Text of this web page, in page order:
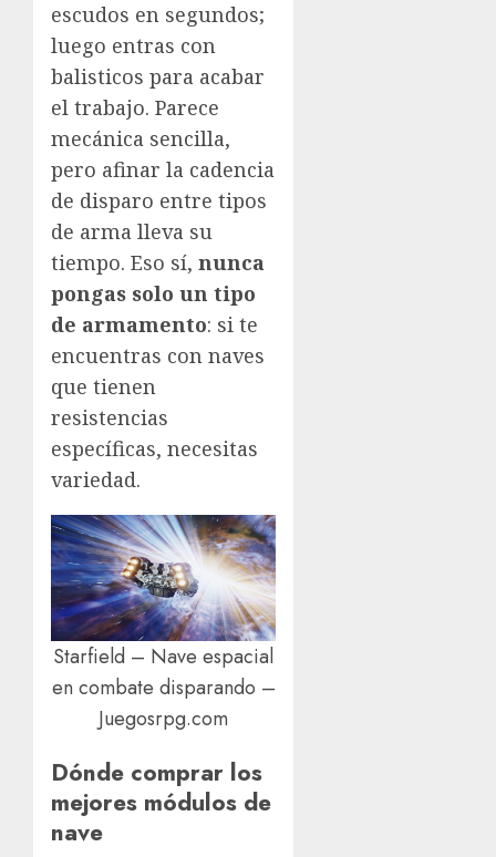
escudos en segundos;
luego entras con
balisticos para acabar
el trabajo. Parece
mecánica sencilla,
pero afinar la cadencia
de disparo entre tipos
de arma lleva su
tiempo. Eso sí, nunca
pongas solo un tipo
de armamento: si te
encuentras con naves
que tienen
resistencias
específicas, necesitas
variedad.
Starfield – Nave espacial
en combate disparando –
Juegosrpg.com
Dónde comprar los
mejores módulos de
nave